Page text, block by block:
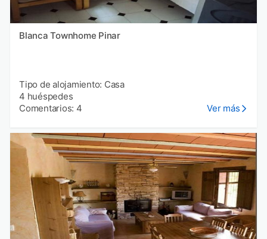
Blanca Townhome Pinar
Tipo de alojamiento: Casa
4 huéspedes
Comentarios: 4
Ver más